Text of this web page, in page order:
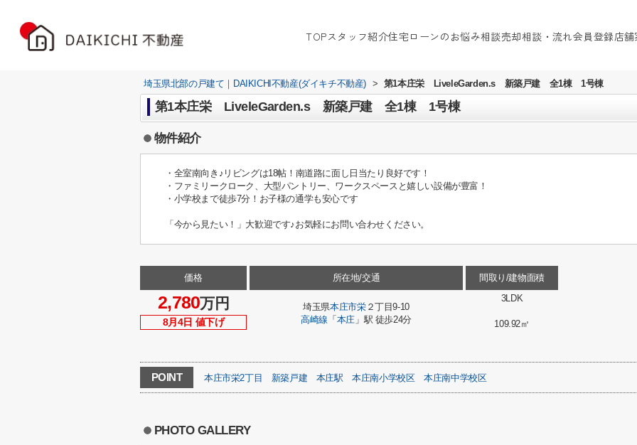
TOPスタッフ紹介住宅ローンのお悩み相談売却相談・流れ会員登録店
埼玉県北部の戸建て｜DAIKICHI不動産(ダイキチ不動産) > 第1本庄栄 LiveleGarden.s 新築戸建 全1棟 1号棟
第1本庄栄 LiveleGarden.s 新築戸建 全1棟 1号棟
物件紹介
・全室南向き♪リビングは18帖！南道路に面し日当たり良好です！
・ファミリークローク、大型パントリー、ワークスペースと嬉しい設備が豊富！
・小学校まで徒歩7分！お子様の通学も安心です
「今から見たい！」大歓迎です♪お気軽にお問い合わせください。
価格
2,780万円
8月4日 値下げ
所在地/交通
埼玉県本庄市栄２丁目9-10
高崎線 「 本庄」駅 徒歩24分
間取り/建物面積
3LDK
109.92㎡
POINT 本庄市栄2丁目 新築戸建 本庄駅 本庄南小学校区 本庄南中学校区
PHOTO GALLERY